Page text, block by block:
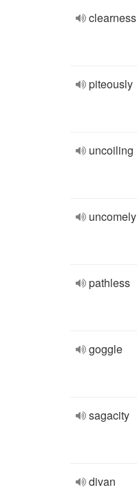
clearness
piteously
uncoiling
uncomely
pathless
goggle
sagacity
divan